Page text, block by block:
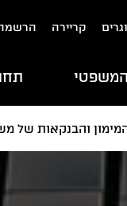
קריירה הרשמה
והבנקאות של